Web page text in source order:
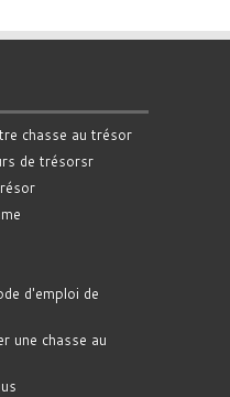
chasse au trésor
de trésorsr
d'emploi de
une chasse au